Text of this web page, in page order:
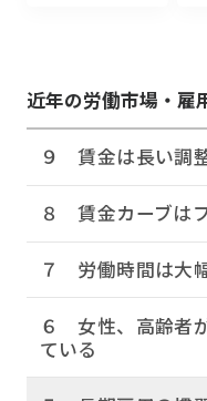
近年の労働市場・雇
９ 賃金は長い調
８ 賃金カーブは
７ 労働時間は大
６ 女性、高齢者
ている